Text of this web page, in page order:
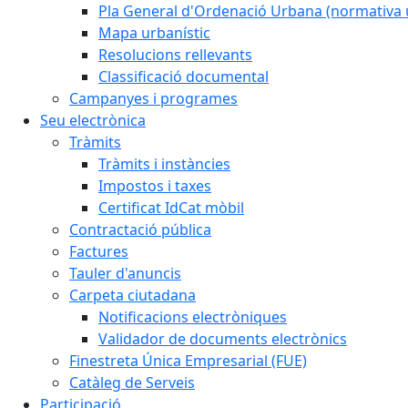
Pla General d'Ordenació Urbana (normativa
Mapa urbanístic
Resolucions rellevants
Classificació documental
Campanyes i programes
Seu electrònica
Tràmits
Tràmits i instàncies
Impostos i taxes
Certificat IdCat mòbil
Contractació pública
Factures
Tauler d'anuncis
Carpeta ciutadana
Notificacions electròniques
Validador de documents electrònics
Finestreta Única Empresarial (FUE)
Catàleg de Serveis